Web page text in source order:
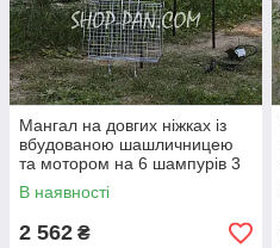
Мангал на довгих ніжках із
вбудованою шашличницею
та мотором на 6 шампурів 3
мм
В наявності
2 562 ₴